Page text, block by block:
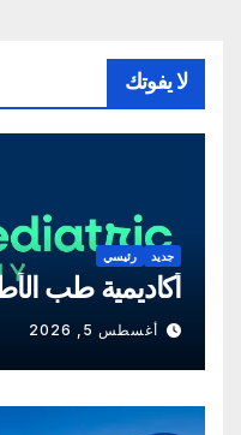
لا يفوتك
جديد رئيسي
أكاديمية طب
أغسطس 5, 2026